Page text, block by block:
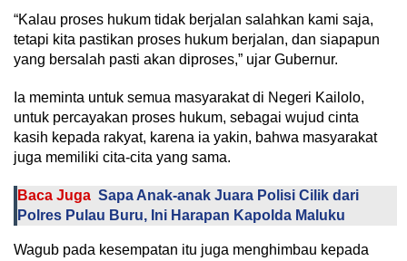
“Kalau proses hukum tidak berjalan salahkan kami saja,
tetapi kita pastikan proses hukum berjalan, dan siapapun
yang bersalah pasti akan diproses,” ujar Gubernur.
Ia meminta untuk semua masyarakat di Negeri Kailolo,
untuk percayakan proses hukum, sebagai wujud cinta
kasih kepada rakyat, karena ia yakin, bahwa masyarakat
juga memiliki cita-cita yang sama.
Baca Juga Sapa Anak-anak Juara Polisi Cilik dari
Polres Pulau Buru, Ini Harapan Kapolda Maluku
Wagub pada kesempatan itu juga menghimbau kepada